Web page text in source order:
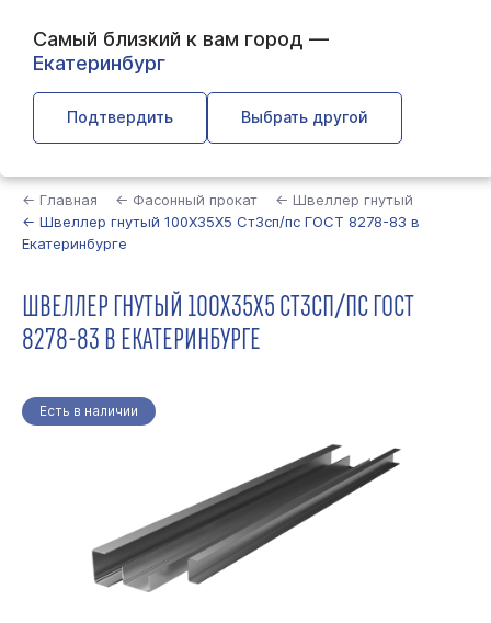
Самый близкий к вам город —
Екатеринбург
Подтвердить Выбрать другой
← Главная ← Фасонный прокат
← Швеллер гнутый
← Швеллер гнутый 100Х35Х5 Ст3сп/пс ГОСТ 8278-83 в
Екатеринбурге
ШВЕЛЛЕР ГНУТЫЙ 100Х35Х5 СТ3СП/ПС ГОСТ
8278-83 В ЕКАТЕРИНБУРГЕ
Есть в наличии